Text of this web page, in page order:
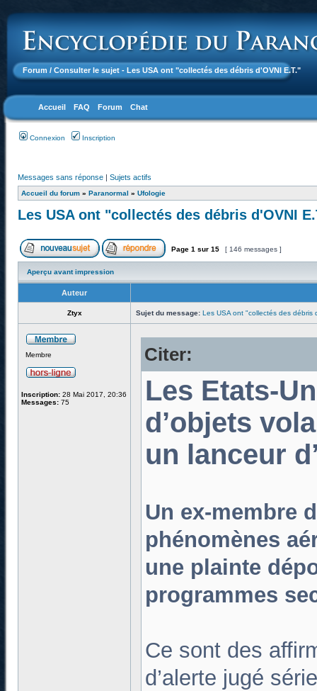
Forum / Consulter le sujet - Les USA ont "collectés des débris d'OVNI E.T."
Accueil FAQ Forum Chat
Connexion Inscription
Messages sans réponse | Sujets actifs
Accueil du forum » Paranormal » Ufologie
Les USA ont "collectés des débris d'OVNI
Page 1 sur 15 [ 146 messages ]
Aperçu avant impression
Auteur
Ztyx Sujet du message: Les USA ont "collectés des débris
Membre
Inscription: 28 Mai 2017, 20:36
Messages: 75
Citer:
Les Etats-
d’objets
un lanceur
Un ex-membre
phénomènes
une plainte
programmes
Ce sont des
d’alerte jugé